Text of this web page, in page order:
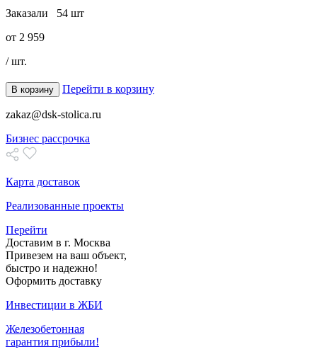
Заказали 54 шт
от 2 959
/ шт.
В корзину Перейти в корзину
zakaz@dsk-stolica.ru
Бизнес рассрочка
Карта доставок
Реализованные проекты
Перейти
Доставим в г. Москва
Привезем на ваш объект,
быстро и надежно!
Оформить доставку
Инвестиции в ЖБИ
Железобетонная
гарантия прибыли!